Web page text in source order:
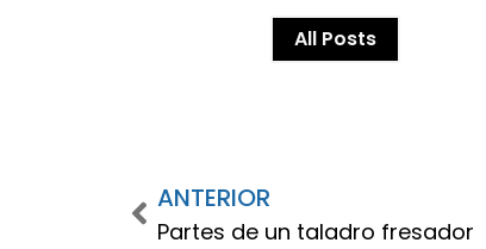
All Posts
ANTERIOR
Partes de un taladro fresador